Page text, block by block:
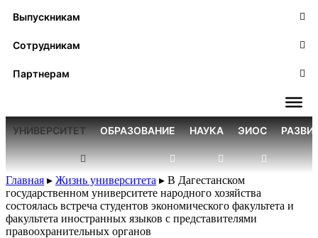
Выпускникам
Сотрудникам
Партнерам
УНИВЕРСИТЕТ ОБРАЗОВАНИЕ НАУКА ЭИОС
Главная ▸ Жизнь университета ▸ В Дагестанском
государственном университете народного хозяйства
состоялась встреча студентов экономического факультета и
факультета иностранных языков с представителями
правоохранительных органов